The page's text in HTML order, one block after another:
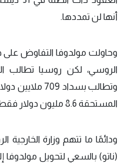
أنها لن تمددها.
وحاولت مولدوفا التفاوض على
الروسي، لكن روسيا تطالب
وتطالب بسداد
المستحقة 8.6 مليون دولار فقط.
ودائمًا ما تتهم وزارة
(ناتو) بالسعي لتحويل